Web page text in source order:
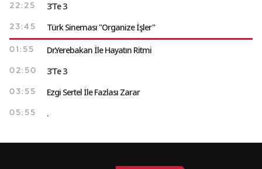
22:25 3'Te 3
23:45 Türk Sineması "Organize İşler"
01:55 Dr.Yerebakan İle Hayatın Ritmi
02:50 3'Te 3
03:55 Ezgi Sertel İle Fazlası Zarar
05:55 .